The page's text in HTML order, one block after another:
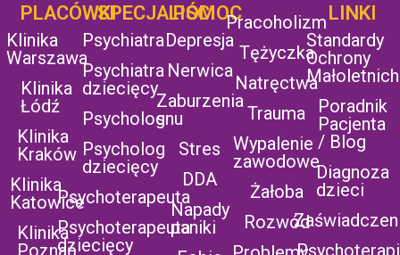
PLACÓWKI
Klinika
Warszawa
Klinika
Łódź
Klinika
Kraków
Klinika
Katowice
Klinika
Poznań
SPECJALIŚCI
Psychiatra
Psychiatra
dziecięcy
Psycholog
Psycholog
dziecięcy
Psychoterapeuta
Psychoterapeuta
dziecięcy
POMOC
Depresja
Nerwica
Zaburzenia
snu
Stres
DDA
Napady
paniki
Pracoholizm
Tężyczka
Natręctwa
Trauma
Wypalenie
zawodowe
Żałoba
Rozwód
LINKI
Standardy
Ochrony
Małoletnich
Poradnik
Pacjenta
/ Blog
Diagnoza
dzieci